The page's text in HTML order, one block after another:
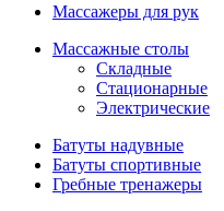
Массажеры для рук
Массажные столы
Складные
Стационарные
Электрические
Батуты надувные
Батуты спортивные
Гребные тренажеры